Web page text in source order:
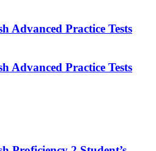
Advanced Practice Tests
Advanced Practice Tests